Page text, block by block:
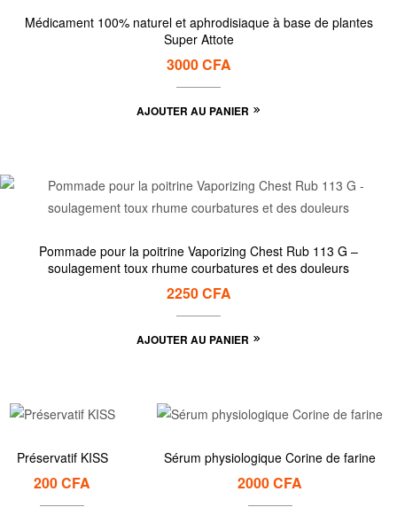
Médicament 100% naturel et aphrodisiaque à base de plantes
Super Attote
3000CFA
AJOUTER AU PANIER
Pommade pour la poitrine Vaporizing Chest Rub 113 G –
soulagement toux rhume courbatures et des douleurs
2250CFA
AJOUTER AU PANIER
Préservatif KISS
200CFA
Sérum physiologique Corine de farine
2000CFA